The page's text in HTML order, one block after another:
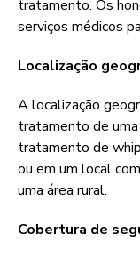
tratamento. Os
serviços médicos
Localização
A localização
tratamento de
tratamento de
ou em um local
uma área rural.
Cobertura de